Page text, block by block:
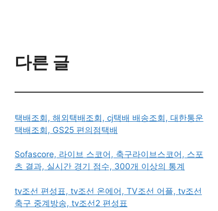
다른 글
택배조회, 해외택배조회, cj택배 배송조회, 대한통운
택배조회, GS25 편의점택배
Sofascore, 라이브 스코어, 축구라이브스코어, 스포
츠 결과, 실시간 경기 점수, 300개 이상의 통계
tv조선 편성표, tv조선 온에어, TV조선 어플, tv조선
축구 중계방송, tv조선2 편성표